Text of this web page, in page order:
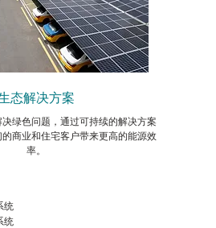
态解决方案
绿色问题，通过可持续的解决方案
商业和住宅客户带来更高的能源效
率。
统
统